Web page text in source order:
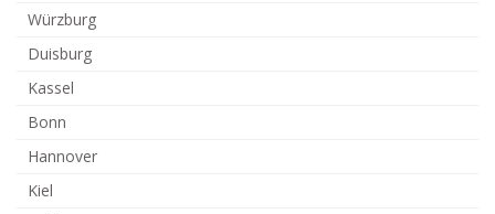
Würzburg
Duisburg
Kassel
Bonn
Hannover
Kiel